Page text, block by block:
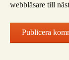
webbläsare till